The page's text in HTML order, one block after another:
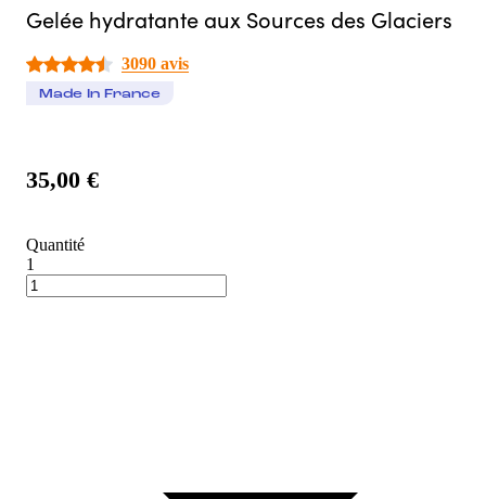
Gelée hydratante aux Sources des Glaciers
3090 avis
Made In France
35,00 €
Quantité
1